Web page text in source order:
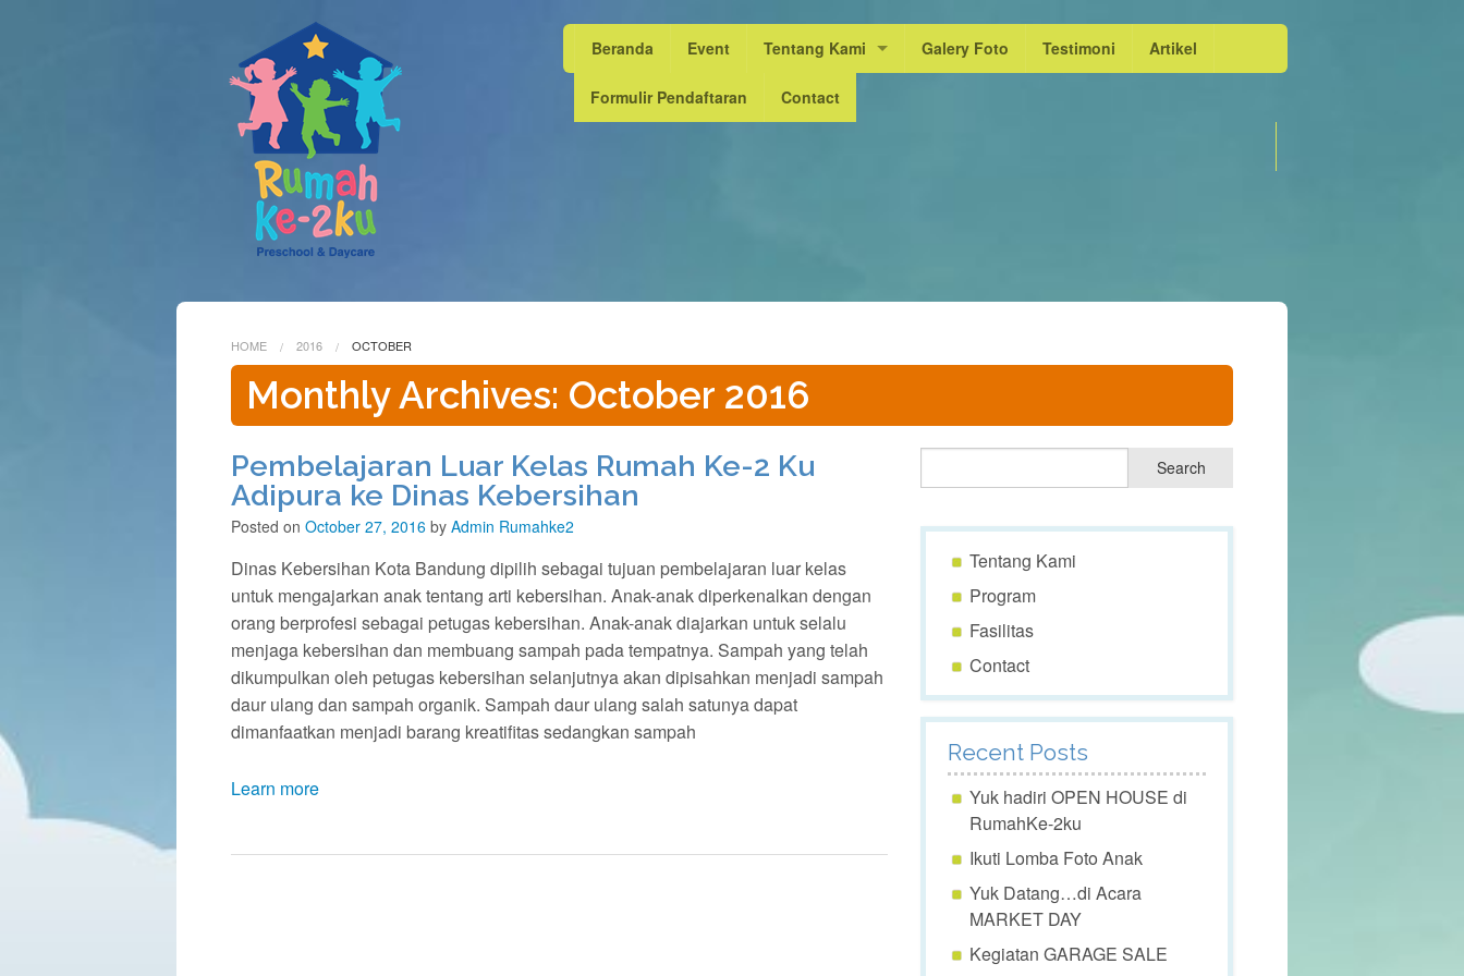
Beranda Event Tentang Kami
Visi Misi
Galery Foto Testimoni Artikel
Formulir Pendaftaran Contact
HOME 2016 OCTOBER
Monthly Archives: October 2016
Pembelajaran Luar Kelas Rumah Ke-2 Ku
Adipura ke Dinas Kebersihan
Posted on October 27, 2016 by Admin Rumahke2
Dinas Kebersihan Kota Bandung dipilih sebagai tujuan pembelajaran luar kelas
untuk mengajarkan anak tentang arti kebersihan. Anak-anak diperkenalkan dengan
orang berprofesi sebagai petugas kebersihan. Anak-anak diajarkan untuk selalu
menjaga kebersihan dan membuang sampah pada tempatnya. Sampah yang telah
dikumpulkan oleh petugas kebersihan selanjutnya akan dipisahkan menjadi sampah
daur ulang dan sampah organik. Sampah daur ulang salah satunya dapat
dimanfaatkan menjadi barang kreatifitas sedangkan sampah
Learn more
Tentang Kami
Program
Fasilitas
Contact
Recent Posts
Yuk hadiri OPEN HOUSE di
RumahKe-2ku
Ikuti Lomba Foto Anak
Yuk Datang…di Acara
MARKET DAY
Kegiatan GARAGE SALE